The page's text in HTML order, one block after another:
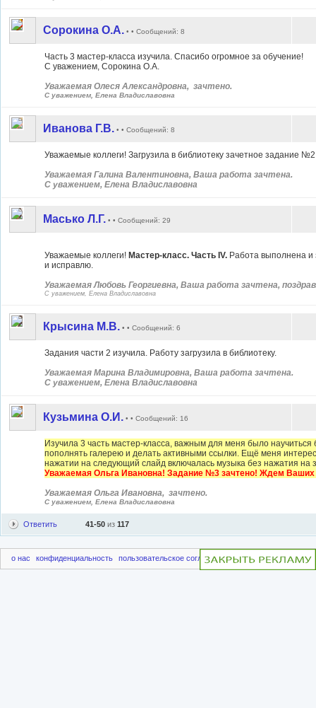
Сорокина О.А. • • Сообщений: 8
Часть 3 мастер-класса изучила. Спасибо огромное за обучение!
С уважением, Сорокина О.А.
Уважаемая Олеся Александровна, зачтено.
С уважением, Елена Владиславовна
Иванова Г.В. • • Сообщений: 8
Уважаемые коллеги! Загрузила в библиотеку зачетное задание
Уважаемая Галина Валентиновна, Ваша работа зачтена.
С уважением, Елена Владиславовна
Масько Л.Г. • • Сообщений: 29
Уважаемые коллеги! Мастер-класс. Часть IV. Работа выполнена и
и исправлю.
Уважаемая Любовь Георгиевна, Ваша работа зачтена,
С уважением, Елена Владиславовна
Крысина М.В. • • Сообщений: 6
Задания части 2 изучила. Работу загрузила в библиотеку.
Уважаемая Марина Владимировна, Ваша работа зачтена.
С уважением, Елена Владиславовна
Кузьмина О.И. • • Сообщений: 16
Изучила 3 часть мастер-класса, важным для меня было научиться
пополнять галерею и делать активными ссылки. Ещё меня
нажатии на следующий слайд включалась музыка без нажатия на
Уважаемая Ольга Ивановна! Задание №3 зачтено! Ждем
Уважаемая Ольга Ивановна, зачтено.
С уважением, Елена Владиславовна
Ответить 41-50 из 117
о нас конфиденциальность пользовательское соглашение чаво пригласить